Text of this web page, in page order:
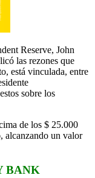
Reserve, John
las rezones que
está vinculada, entre
sobre los
de los $ 25.000
alcanzando un valor
BANK